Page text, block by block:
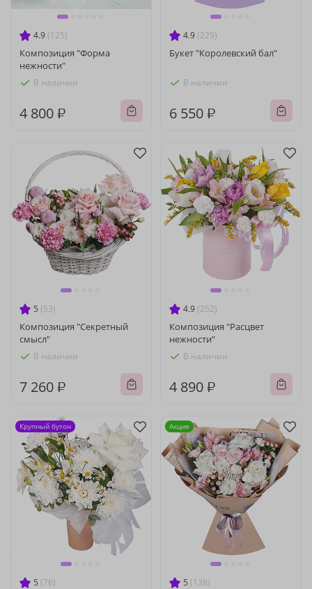
4.9 (125)
Композиция "Форма
нежности"
В наличии
4 800 ₽
4.9 (229)
Букет "Королевский бал"
В наличии
6 550 ₽
5 (53)
Композиция "Секретный
смысл"
В наличии
7 260 ₽
4.9 (252)
Композиция "Расцвет
нежности"
В наличии
4 890 ₽
5 (76)
Крупный бутон
5 (138)
Акция